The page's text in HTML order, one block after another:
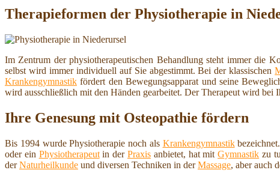
Therapieformen der Physiotherapie in
Im Zentrum der physiotherapeutischen Behandlung steht immer die
selbst wird immer individuell auf Sie abgestimmt. Bei der klassischen
Krankengymnastik fördert den Bewegungsapparat und seine
wird ausschließlich mit den Händen gearbeitet. Der Therapeut wird bei
Ihre Genesung mit Osteopathie fördern
Bis 1994 wurde Physiotherapie noch als Krankengymnastik
oder ein Physiotherapeutin der Praxisanbietet, hat mitGymnastik zu
derNaturheilkunde und diversen Techniken in derMassage, aber auch